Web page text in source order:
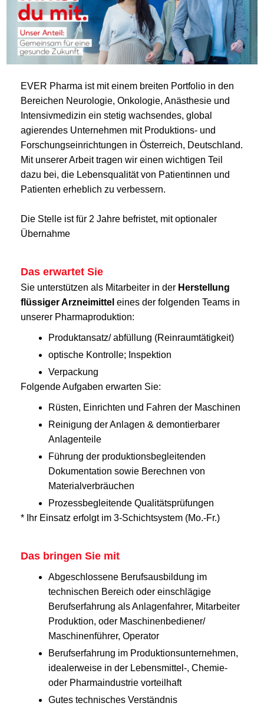
EVER Pharma ist mit einem breiten Portfolio in den
Bereichen Neurologie, Onkologie, Anästhesie und
Intensivmedizin ein stetig wachsendes, global
agierendes Unternehmen mit Produktions- und
Forschungseinrichtungen in Österreich, Deutschland.
Mit unserer Arbeit tragen wir einen wichtigen Teil
dazu bei, die Lebensqualität von Patientinnen und
Patienten erheblich zu verbessern.
Die Stelle ist für 2 Jahre befristet, mit optionaler
Übernahme
Das erwartet Sie
Sie unterstützen als Mitarbeiter in der Herstellung
flüssiger Arzneimittel eines der folgenden Teams in
unserer Pharmaproduktion:
Produktansatz/ abfüllung (Reinraumtätigkeit)
optische Kontrolle; Inspektion
Verpackung
Folgende Aufgaben erwarten Sie:
Rüsten, Einrichten und Fahren der Maschinen
Reinigung der Anlagen & demontierbarer
Anlagenteile
Führung der produktionsbegleitenden
Dokumentation sowie Berechnen von
Materialverbräuchen
Prozessbegleitende Qualitätsprüfungen
* Ihr Einsatz erfolgt im 3-Schichtsystem (Mo.-Fr.)
Das bringen Sie mit
Abgeschlossene Berufsausbildung im
technischen Bereich oder einschlägige
Berufserfahrung als Anlagenfahrer, Mitarbeiter
Produktion, oder Maschinenbediener/
Maschinenführer, Operator
Berufserfahrung im Produktionsunternehmen,
idealerweise in der Lebensmittel-, Chemie-
oder Pharmaindustrie vorteilhaft
Gutes technisches Verständnis